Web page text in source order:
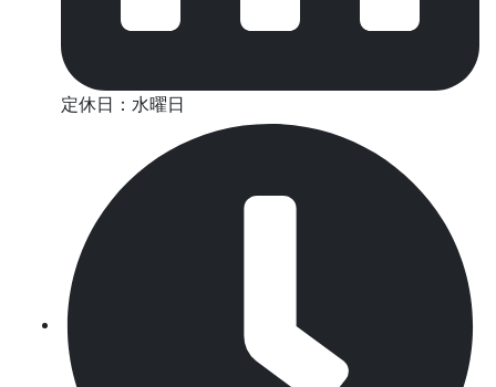
定休日：水曜日